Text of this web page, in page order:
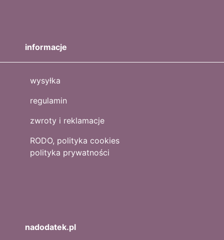
informacje
wysyłka
regulamin
zwroty i reklamacje
RODO, polityka cookies
polityka prywatności
nadodatek.pl